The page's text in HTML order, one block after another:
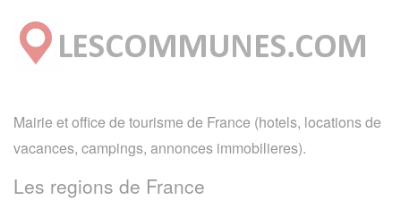
Mairie et office de tourisme de France (hotels, locations de
vacances, campings, annonces immobilieres).
Les regions de France